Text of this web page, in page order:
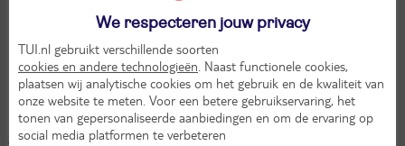
Midden in de natuur
Prachtige plek aan de rivier
Bezoek de watervallen
In het hart van Corsica vindt je één van de meest authentieke
accommodaties van Corsica: E Caselle! Laat je verrassen wanneer
je vanaf de residence naar beneden loopt. Je komt dan uit bij de
We respecteren jouw privacy
TUI.nl gebruikt verschillende soorten
cookies en andere technologieën . Naast functionele cookies,
plaatsen wij analytische cookies om het gebruik en de kwaliteit van
onze website te meten. Voor een betere gebruikservaring, het
tonen van gepersonaliseerde aanbiedingen en om de ervaring op
social media platformen te verbeteren